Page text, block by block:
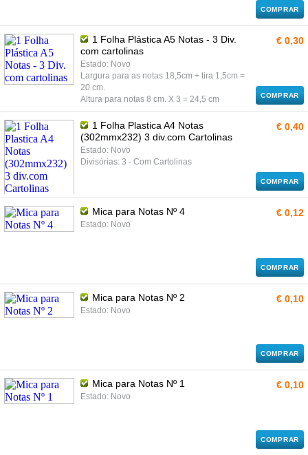
COMPRAR
1 Folha Plástica A5 Notas - 3 Div.
com cartolinas
Estado: Novo
Largura para as notas 18,5cm + tira 1,5cm =
20 cm.
Altura para notas 8 cm. X 3 = 24,5 cm
€ 0,30
COMPRAR
1 Folha Plastica A4 Notas
(302mmx232) 3 div.com Cartolinas
Estado: Novo
Divisórias: 3 - Com Cartolinas
€ 0,40
COMPRAR
Mica para Notas Nº 4
Estado: Novo
€ 0,12
COMPRAR
Mica para Notas Nº 2
Estado: Novo
€ 0,10
COMPRAR
Mica para Notas Nº 1
Estado: Novo
€ 0,10
COMPRAR